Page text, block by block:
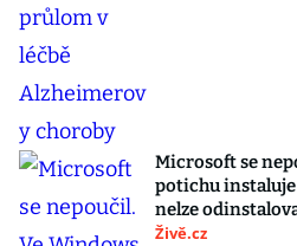
Microsoft se
potichu
nelze
Živě.cz